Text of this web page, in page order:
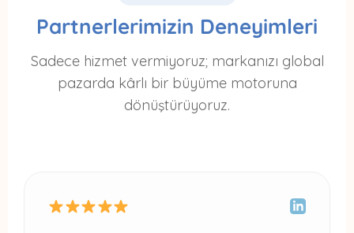
Partnerlerimizin Deneyimleri
Sadece hizmet vermiyoruz; markanızı global
pazarda kârlı bir büyüme motoruna
dönüştürüyoruz.